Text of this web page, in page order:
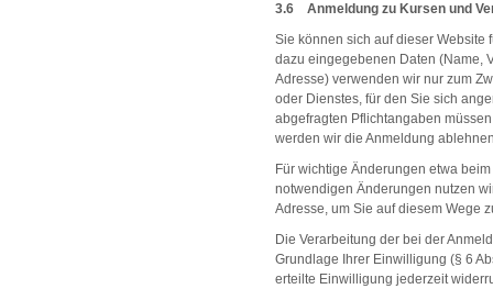
3.6 Anmeldung zu Kursen und
Sie können sich auf dieser Website
dazu eingegebenen Daten (Name,
Adresse) verwenden wir nur zum
oder Dienstes, für den Sie sich
abgefragten Pflichtangaben
werden wir die Anmeldung
Für wichtige Änderungen etwa
notwendigen Änderungen nutzen
Adresse, um Sie auf diesem Wege
Die Verarbeitung der bei der
Grundlage Ihrer Einwilligung (§ 6
erteilte Einwilligung jederzeit